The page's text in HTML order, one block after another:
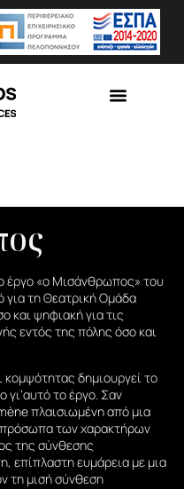
έργο «ο Μισάνθρωπος» του
για τη Θεατρική Ομάδα
και ψηφιακή για τις
εντός της πόλης όσο και
κομψότητας δημιουργεί το
γι’αυτό το έργο. Σαν
πλαισιωμένη από μια
πρόσωπα των χαρακτήρων
της σύνθεσης
επίπλαστη ευμάρεια με μια
τη μισή σύνθεση